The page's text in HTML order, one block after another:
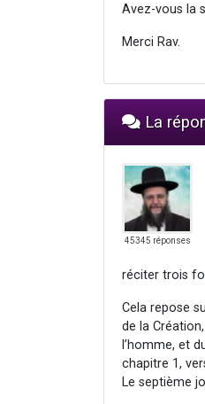
Avez-vous la
Merci Rav.
La
45345 réponses
réciter trois
Cela repose
de la
l’homme, et
chapitre 1,
Le septième